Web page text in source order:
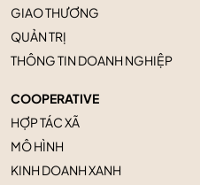
GIAO THƯƠNG
QUẢN TRỊ
THÔNG TIN DOANH NGHIỆP
COOPERATIVE
HỢP TÁC XÃ
MÔ HÌNH
KINH DOANH XANH